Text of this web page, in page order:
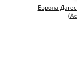
Европа-